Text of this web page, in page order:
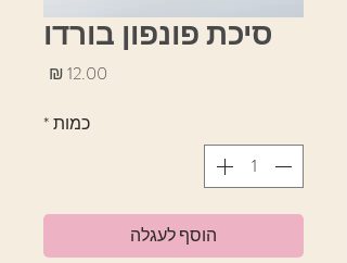
סיכת פונפון בורדו
כמות*
הוסף לעגלה